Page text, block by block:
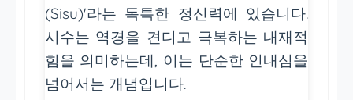
(Sisu)'라는 독특한 정신력에 있습니다.
시수는 역경을 견디고 극복하는 내재적
힘을 의미하는데, 이는 단순한 인내심을
넘어서는 개념입니다.